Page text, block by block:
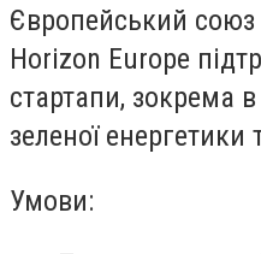
Європейський союз
Horizon Europe
стартапи, зокрема в
зеленої енергетики
Умови: